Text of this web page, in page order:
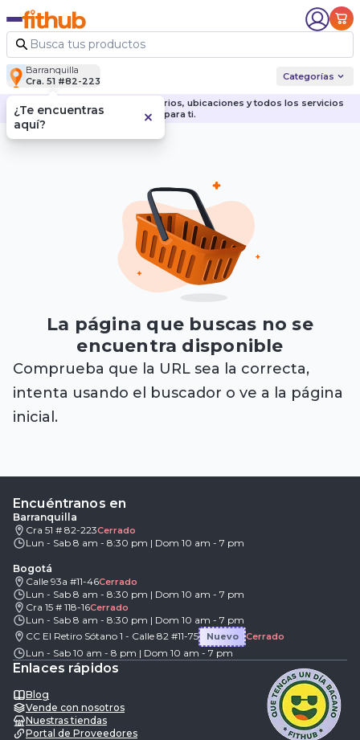
Barranquilla
Cra. 51 #82-223
Categorías
Descubre nuestras sedes, horarios, ubicaciones y todos los servicios
para ti.
La página que buscas no se
encuentra disponible
Comprueba que la URL sea la correcta,
intenta usando el buscador o ve a la página
inicial.
Encuéntranos en
Barranquilla
Cra 51 # 82-223Cerrado
Lun - Sab 8 am - 8:30 pm | Dom 10 am - 7 pm
Bogotá
Calle 93a #11-46Cerrado
Lun - Sab 8 am - 8:30 pm | Dom 10 am - 7 pm
Cra 15 # 118-16Cerrado
Lun - Sab 8 am - 8:30 pm | Dom 10 am - 7 pm
CC El Retiro Sótano 1 - Calle 82 #11-75
Nuevo Cerrado
Lun - Sab 10 am - 8 pm | Dom 10 am - 7 pm
Enlaces rápidos
Blog
Vende con nosotros
Nuestras tiendas
Portal de Proveedores
¿Te encuentras
aquí?